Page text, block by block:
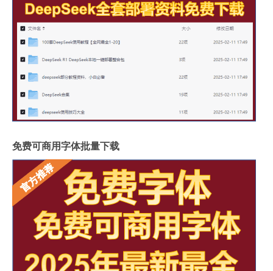
免费可商用字体批量下载